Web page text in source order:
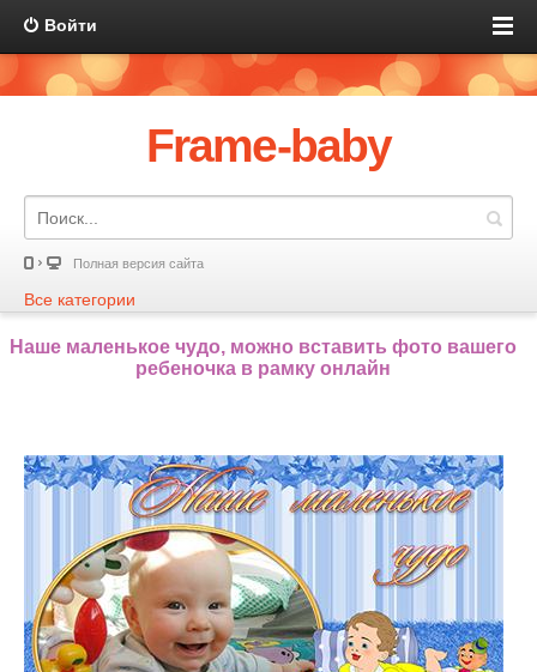
Войти
Frame-baby
Полная версия сайта
Все категории
Наше маленькое чудо, можно вставить фото вашего
ребеночка в рамку онлайн